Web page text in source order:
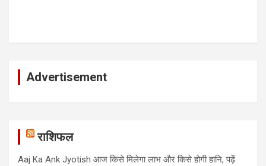
Advertisement
राशिफल
Aaj Ka Ank Jyotish आज किसे मिलेगा लाभ और किसे होगी हानि, पढ़ें